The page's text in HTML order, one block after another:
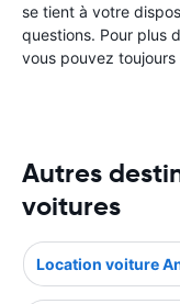
se tient à votre
questions. Pour plus
vous pouvez
Autres
voitures
Location voiture